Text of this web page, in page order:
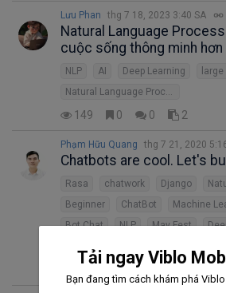
Lưu Phan thg 7 18, 2023 3:40 SA
Natural Language
cuộc sống thông minh hơn
NLP AI Deep Learning
149 0 0 2
Phạm Hữu Quang thg 7 21, 2020
Chatbots are cool. Let's
Rasa chatwork Django
Beginner
ChatBot Machine
Bot Chat
NLP May Fest
11
Tải ngay Viblo
Bạn đang tìm cách khám phá